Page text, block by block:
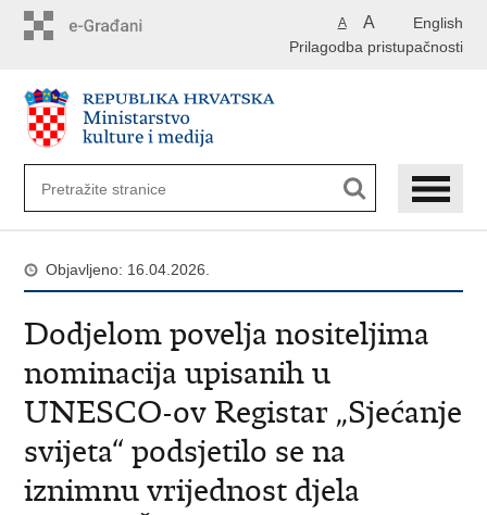
English
A A
Prilagodba pristupačnosti
Objavljeno: 16.04.2026.
Dodjelom povelja nositeljima
nominacija upisanih u
UNESCO-ov Registar „Sjećanje
svijeta“ podsjetilo se na
iznimnu vrijednost djela